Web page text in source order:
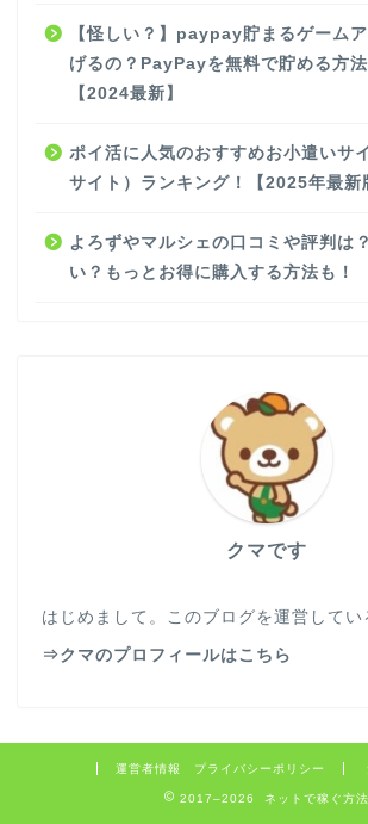
【怪しい？】paypay貯まるゲーム
げるの？PayPayを無料で貯める方法
【2024最新】
ポイ活に人気のおすすめお小遣いサ
サイト）ランキング！【2025年最新
よろずやマルシェの口コミや評判は
い？もっとお得に購入する方法も！
クマです
はじめまして。このブログを運営してい
⇒クマのプロフィールはこちら
運営者情報 プライバシーポリシー
2017–2026 ネットで稼ぐ方法